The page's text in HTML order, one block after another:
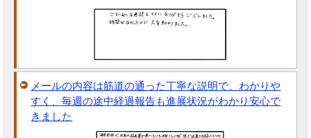
メールの内容は筋道の通った丁寧な説明で、わかりや
すく、毎週の途中経過報告も進展状況がわかり安心で
きました